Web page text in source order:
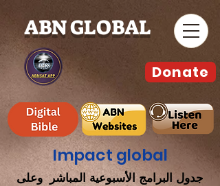
ABN GLOBAL
Impact global
جدول البرامج الأسبوعية المباشر وعلى
Donate